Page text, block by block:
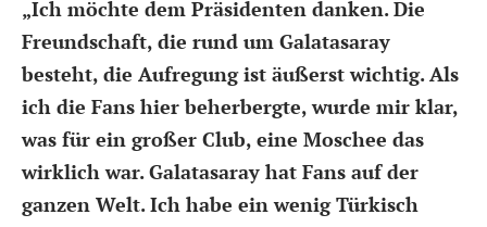
„Ich möchte dem Präsidenten danken. Die
Freundschaft, die rund um Galatasaray
besteht, die Aufregung ist äußerst wichtig. Als
ich die Fans hier beherbergte, wurde mir klar,
was für ein großer Club, eine Moschee das
wirklich war. Galatasaray hat Fans auf der
ganzen Welt. Ich habe ein wenig Türkisch